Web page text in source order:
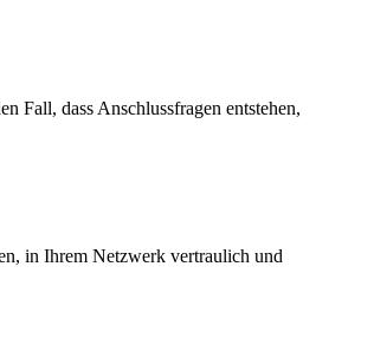
Fall, dass Anschlussfragen entstehen,
in Ihrem Netzwerk vertraulich und